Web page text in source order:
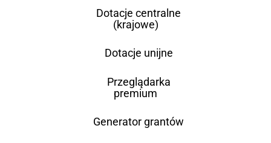
Dotacje centralne
(krajowe)
Dotacje unijne
Przeglądarka
premium
Generator grantów